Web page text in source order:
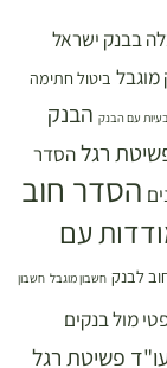
בבנק ישראל
ביטול חתימה
בעיות עם הבנק הבנק
רגל הסדר
הסדר חוב
עם
לבנק חשבון מוגבל חשבון
מול בנקים
פשיטת רגל